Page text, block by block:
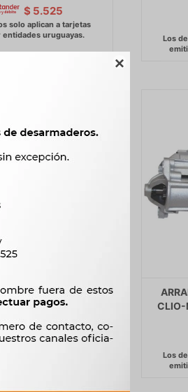

$ 5.525
CLIO-LAGUNA
(30177N-8020101) -
$ 4.375
$3.630
CLIO-